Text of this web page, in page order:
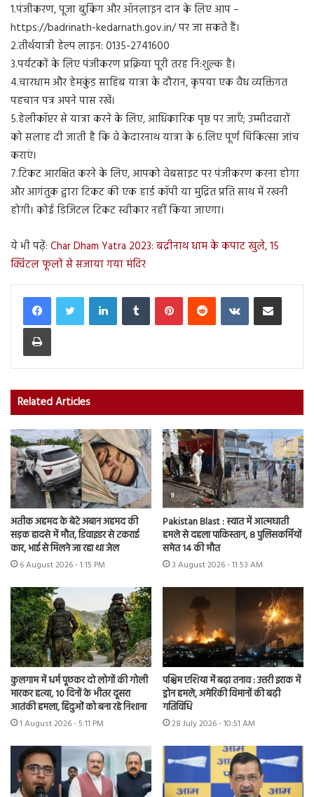
1.पंजीकरण, पूजा बुकिंग और ऑनलाइन दान के लिए आप –
https://badrinath-kedarnath.gov.in/ पर जा सकते हैं।
2.तीर्थयात्री हेल्प लाइन: 0135-2741600
3.पर्यटकों के लिए पंजीकरण प्रक्रिया पूरी तरह नि:शुल्क है।
4.चारधाम और हेमकुंड साहिब यात्रा के दौरान, कृपया एक वैध व्यक्तिगत
पहचान पत्र अपने पास रखें।
5.हेलीकॉप्टर से यात्रा करने के लिए, आधिकारिक पृष्ठ पर जाएँ; उम्मीदवारों
को सलाह दी जाती है कि वे केदारनाथ यात्रा के 6.लिए पूर्ण चिकित्सा जांच
कराएं।
7.टिकट आरक्षित करने के लिए, आपको वेबसाइट पर पंजीकरण करना होगा
और आगंतुक द्वारा टिकट की एक हार्ड कॉपी या मुद्रित प्रति साथ में रखनी
होगी। कोई डिजिटल टिकट स्वीकार नहीं किया जाएगा।
ये भी पढ़ें: Char Dham Yatra 2023: बद्रीनाथ धाम के कपाट खुले, 15
क्विंटल फूलों से सजाया गया मंदिर
LinkedInTumblr PinterestReddit VKontakteShare via Email
Print
Related Articles
अतीक अहमद के बेटे अबान अहमद की
सड़क हादसे में मौत, डिवाइडर से टकराई
कार, भाई से मिलने जा रहा था जेल
6 August 2026 - 1:15 PM
Pakistan Blast : स्वात में आत्मघाती
हमले से दहला पाकिस्तान, 8 पुलिसकर्मियों
समेत 14 की मौत
3 August 2026 - 11:53 AM
कुलगाम में धर्म पूछकर दो लोगों की गोली
मारकर हत्या, 10 दिनों के भीतर दूसरा
आतंकी हमला, हिंदुओं को बना रहे निशाना
1 August 2026 - 5:11 PM
पश्चिम एशिया में बढ़ा तनाव : उत्तरी इराक में
ड्रोन हमले, अमेरिकी विमानों की बढ़ी
गतिविधि
28 July 2026 - 10:51 AM